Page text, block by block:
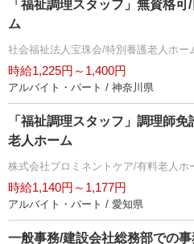
「福祉調理スタッフ」無資格
ム
社会福祉法人宝珠会/特別養護老人ホー
時給1,225円～1,400円
アルバイト・パート / 神奈川県
「福祉調理スタッフ」調理師
老人ホーム
株式会社プロミネントケア/有料老人ホ
時給1,140円～1,177円
アルバイト・パート / 愛知県
一般事務/建設会社総務部での